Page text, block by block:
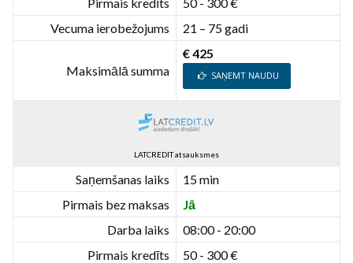
Vecuma ierobežojums
21 – 75 gadi
Maksimālā summa
€ 425
SAŅEMT NAUDU
LATCREDIT atsauksmes
Saņemšanas laiks
15 min
Pirmais bez maksas
Jā
Darba laiks
08:00 - 20:00
Pirmais kredīts
50 - 300 €